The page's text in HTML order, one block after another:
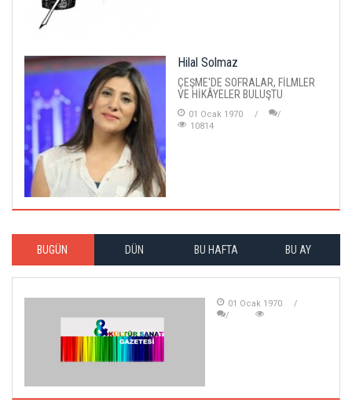
Hilal Solmaz
ÇEŞME'DE SOFRALAR, FİLMLER
VE HİKÂYELER BULUŞTU
01 Ocak 1970
10814
BUGÜN DÜN BU HAFTA BU AY
01 Ocak 1970